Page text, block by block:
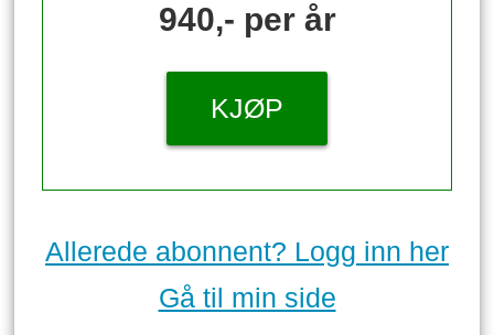
940,- per år
KJØP
Allerede abonnent? Logg inn her
Gå til min side